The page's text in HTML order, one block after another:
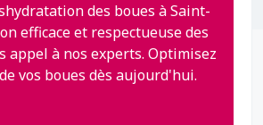
des boues à Saint-
efficace et respectueuse des
appel à nos experts. Optimisez
vos boues dès aujourd'hui.